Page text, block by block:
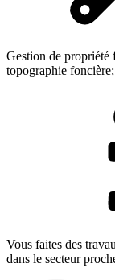
Gestion de propriété
topographie
Vous faites des
dans le secteur